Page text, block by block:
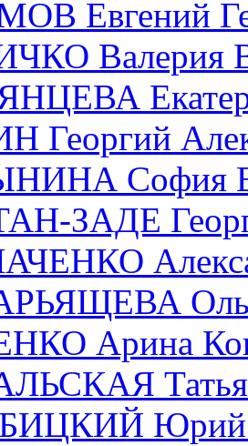
Евгений
Валерия
Георгий
София
ЗАДЕ
Арина
Юрий